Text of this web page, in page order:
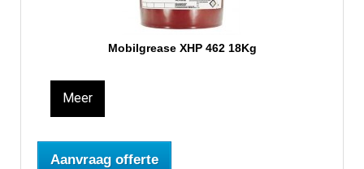
Mobilgrease XHP 462 18Kg
Meer
Aanvraag offerte